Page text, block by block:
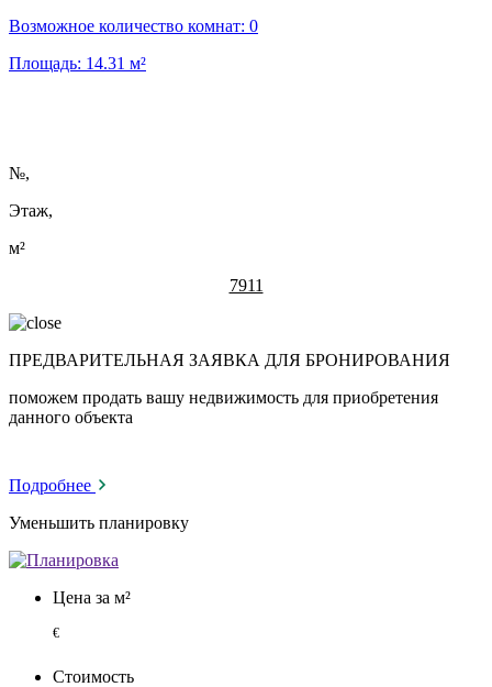
Возможное количество комнат: 0
Площадь: 14.31 м²
№,
Этаж,
м²
7911
ПРЕДВАРИТЕЛЬНАЯ ЗАЯВКА ДЛЯ БРОНИРОВАНИЯ
поможем продать вашу недвижимость для приобретения
данного объекта
Подробнее
Уменьшить планировку
Цена за м²
€
Стоимость